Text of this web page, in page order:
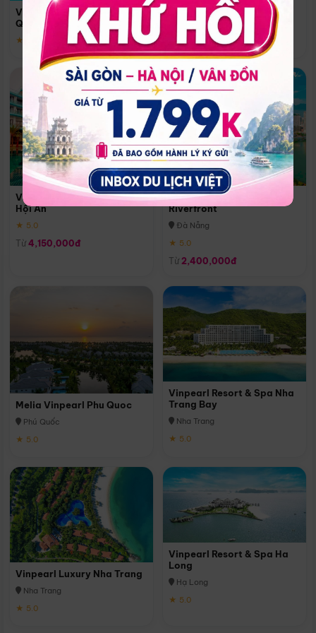
Vinpearl Resort & Spa Phu
Quoc
★ 5.0
Quoc
Phú Quốc
★ 5.0
Vinpearl Resort & Golf Nam
Hội An
★ 5.0
Từ 4,150,000đ
Melia Vinpearl Danang
Riverfront
Đà Nẵng
★ 5.0
Từ 2,400,000đ
Melia Vinpearl Phu Quoc
Phú Quốc
★ 5.0
Vinpearl Resort & Spa Nha
Trang Bay
Nha Trang
★ 5.0
Vinpearl Luxury Nha Trang
Nha Trang
★ 5.0
Vinpearl Resort & Spa Ha
Long
Hạ Long
★ 5.0